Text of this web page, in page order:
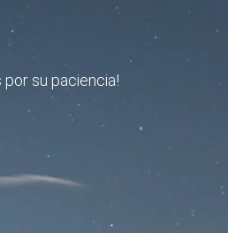
por su paciencia!